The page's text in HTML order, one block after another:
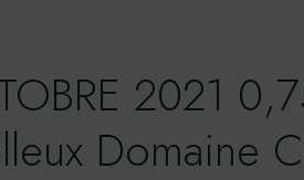
2021
Domaine